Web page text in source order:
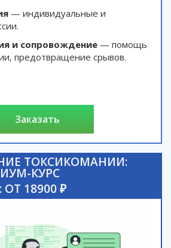
— индивидуальные и
и сопровождение — помощь
предотвращение срывов.
заказать
ТОКСИКОМАНИИ:
КУРС
18900 ₽